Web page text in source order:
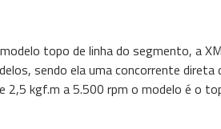
topo de linha do segmento, a
sendo ela uma concorrente direta
kgf.m a 5.500 rpm o modelo é o